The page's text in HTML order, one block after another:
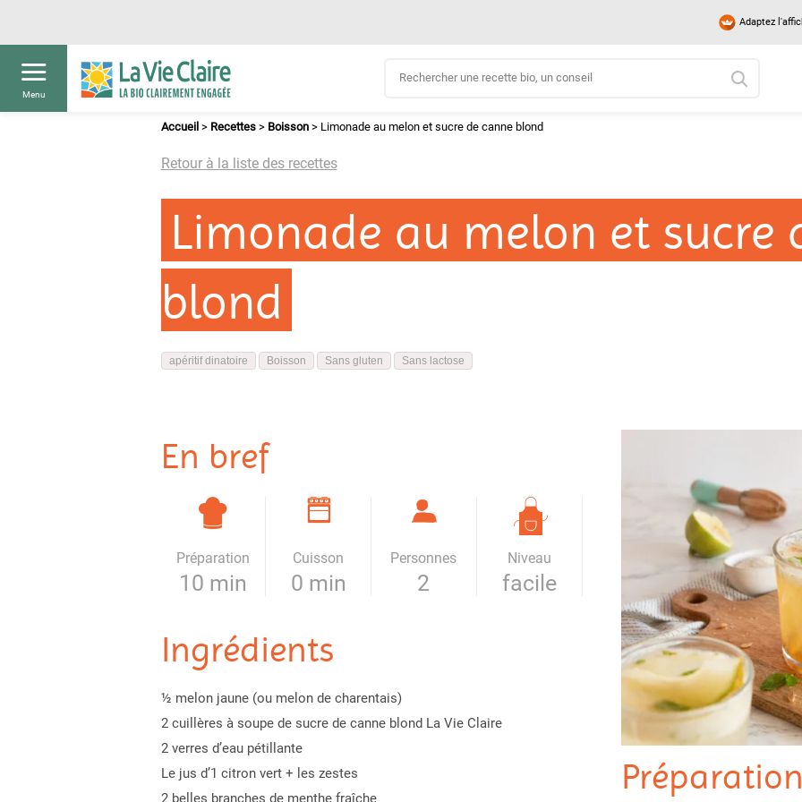
Adaptez
Menu
Accueil > Recettes> Boisson> Limonade au melon et sucre de canne blond
Retour à la liste des recettes
Limonade au melon et sucre
blond
apéritif dinatoire Boisson Sans gluten Sans lactose
En bref
Préparation
10 min
Cuisson
0 min
Personnes
2
Niveau
facile
Ingrédients
½ melon jaune (ou melon de charentais)
2 cuillères à soupe de sucre de canne blond La Vie Claire
2 verres d’eau pétillante
Le jus d’1 citron vert + les zestes
2 belles branches de menthe fraîche